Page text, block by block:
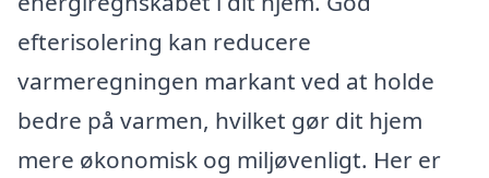
efterisolering kan reducere
varmeregningen markant ved at holde
bedre på varmen, hvilket gør dit hjem
mere økonomisk og miljøvenligt. Her er